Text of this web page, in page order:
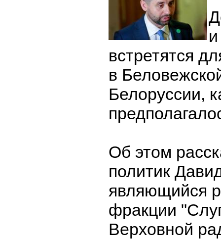
встретятся
в
Белоруссии,
Об этом
политик
являющийся
фракции
Верховной